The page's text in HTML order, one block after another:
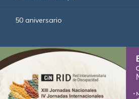
50 aniversario